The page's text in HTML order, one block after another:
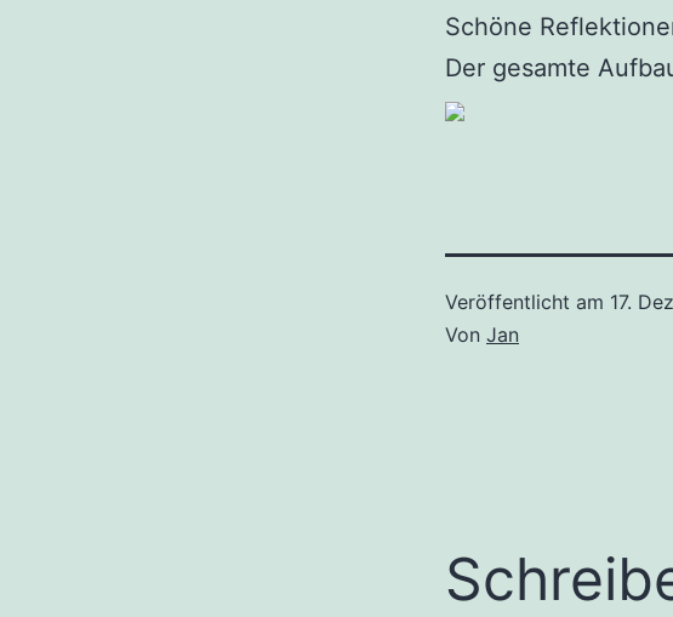
Schöne
Der gesamte
Veröffentlicht am 17.
Von Jan